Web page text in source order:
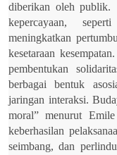
diberikan oleh publik.
kepercayaan,
meningkatkan
kesetaraan
pembentukan
berbagai bentuk
jaringan interaksi.
moral” menurut
keberhasilan
seimbang, dan